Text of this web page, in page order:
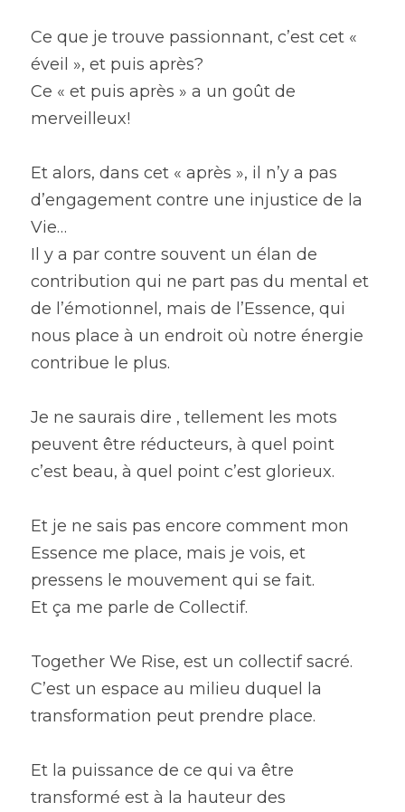
Ce que je trouve passionnant, c’est cet «
éveil », et puis après?
Ce « et puis après » a un goût de
merveilleux!
Et alors, dans cet « après », il n’y a pas
d’engagement contre une injustice de la
Vie…
Il y a par contre souvent un élan de
contribution qui ne part pas du mental et
de l’émotionnel, mais de l’Essence, qui
nous place à un endroit où notre énergie
contribue le plus.
Je ne saurais dire , tellement les mots
peuvent être réducteurs, à quel point
c’est beau, à quel point c’est glorieux.
Et je ne sais pas encore comment mon
Essence me place, mais je vois, et
pressens le mouvement qui se fait.
Et ça me parle de Collectif.
Together We Rise, est un collectif sacré.
C’est un espace au milieu duquel la
transformation peut prendre place.
Et la puissance de ce qui va être
transformé est à la hauteur des